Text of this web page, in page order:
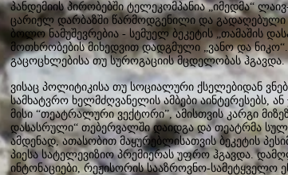
პანდემიის პირობებში ტელეკომპანია „იმედმა“
ცარიელ დარბაზში წარმოდგენილი და
ბოლო ნამუშევრებია - სემუელ ბეკეტის „თამაშის
მოთხრობების მიხედვით დადგმული „ვანო და
გაცოცხლებისა თუ სუროგაციის მცდელობას ჰგავდა.
ვისაც პოლიტიკისა თუ სოციალური ქსელებიდან
სამხატვრო ხელმძღვანელის ამბები აინტერესებს,
მისი “თეატრალური ვექტორი”, ამისთვის კარგი
დასასრული“ თებერვალში დაიდგა და თეატრმა
ამდენად, ათასობით მაყურებლისათვის ბეკეტის
პიესა სატელევიზიო პრემიერას უფრო ჰგავდა.
ინტონაციები, რეჟისორის სააზროვნო-სამეტყველო